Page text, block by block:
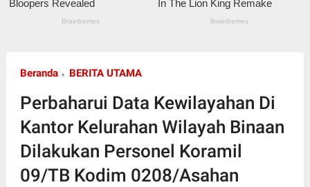
Beranda BERITA UTAMA
Perbaharui Data Kewilayahan Di
Kantor Kelurahan Wilayah Binaan
Dilakukan Personel Koramil
09/TB Kodim 0208/Asahan